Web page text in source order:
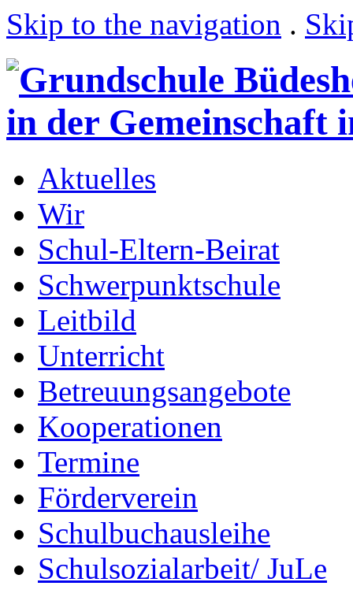
Skip to the navigation .
Aktuelles
Wir
Schul-Eltern-Beirat
Schwerpunktschule
Leitbild
Unterricht
Betreuungsangebote
Kooperationen
Termine
Förderverein
Schulbuchausleihe
Schulsozialarbeit/ JuLe